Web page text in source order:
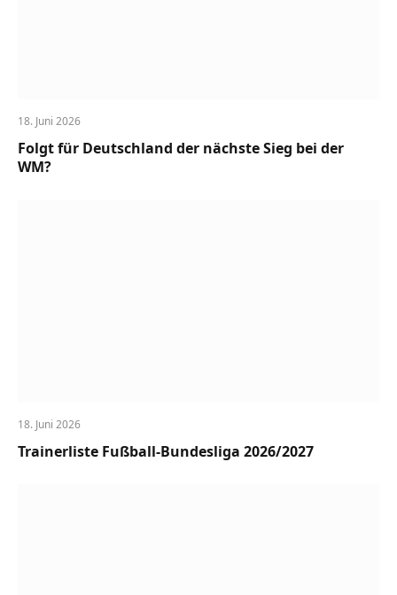
18. Juni 2026
Folgt für Deutschland der nächste Sieg bei der
WM?
18. Juni 2026
Trainerliste Fußball-Bundesliga 2026/2027